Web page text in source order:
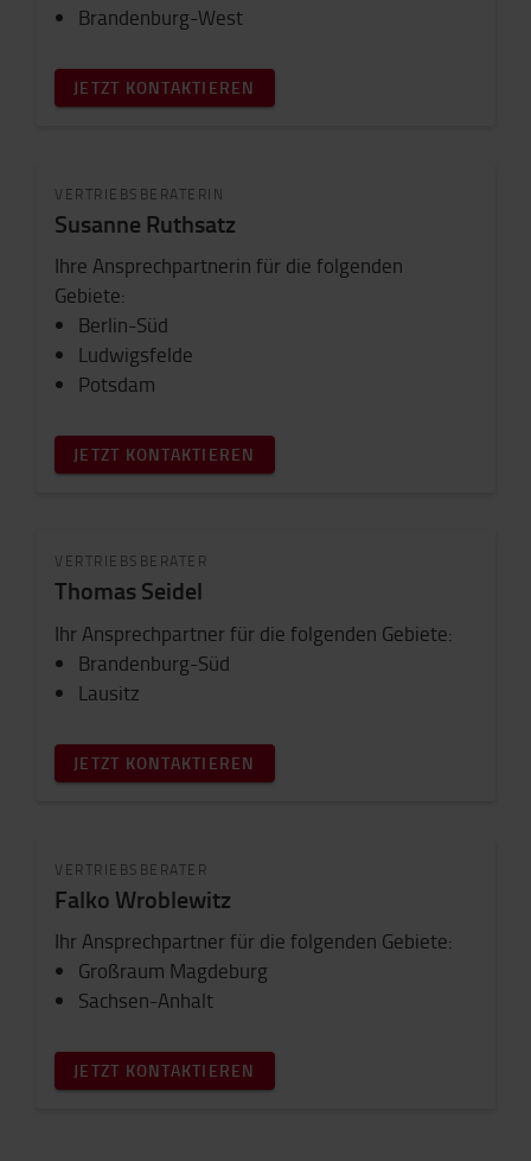
Brandenburg-West
JETZT KONTAKTIEREN
VERTRIEBSBERATERIN
Susanne Ruthsatz
Ihre Ansprechpartnerin für die folgenden
Gebiete:
Berlin-Süd
Ludwigsfelde
Potsdam
JETZT KONTAKTIEREN
VERTRIEBSBERATER
Thomas Seidel
Ihr Ansprechpartner für die folgenden Gebiete:
Brandenburg-Süd
Lausitz
JETZT KONTAKTIEREN
VERTRIEBSBERATER
Falko Wroblewitz
Ihr Ansprechpartner für die folgenden Gebiete:
Großraum Magdeburg
Sachsen-Anhalt
JETZT KONTAKTIEREN